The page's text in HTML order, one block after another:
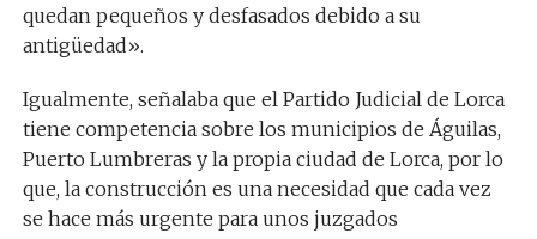
quedan pequeños y desfasados debido a su
antigüedad».
Igualmente, señalaba que el Partido Judicial de Lorca
tiene competencia sobre los municipios de Águilas,
Puerto Lumbreras y la propia ciudad de Lorca, por lo
que, la construcción es una necesidad que cada vez
se hace más urgente para unos juzgados